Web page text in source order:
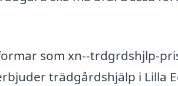
som xn--trdgrdshjlp-
trädgårdshjälp i Lilla